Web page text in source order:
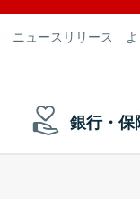
ニュースリリース
銀行・保